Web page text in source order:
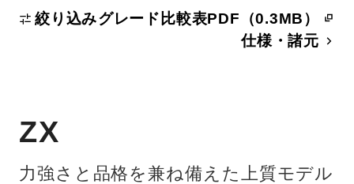
絞り込みグレード比較表PDF（0.3MB）
仕様・諸元
ZX
力強さと品格を兼ね備えた上質モデル